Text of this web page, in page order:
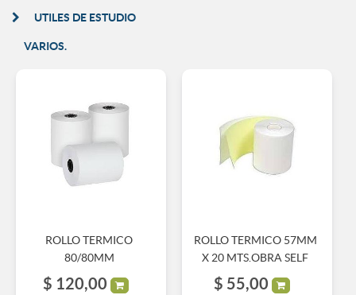
UTILES DE ESTUDIO
VARIOS.
ROLLO TERMICO
80/80MM
$ 120,00
ROLLO TERMICO 57MM
X 20 MTS.OBRA SELF
$ 55,00